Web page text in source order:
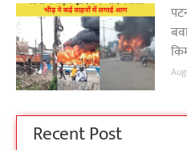
Recent Post